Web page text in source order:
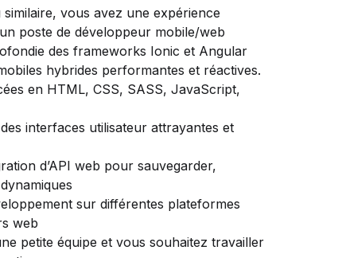
vous avez une expérience
poste de développeur mobile/web
des frameworks Ionic et Angular
hybrides performantes et réactives.
en HTML, CSS, SASS, JavaScript,
interfaces utilisateur attrayantes et
d’API web pour sauvegarder,
sur différentes plateformes
web
petite équipe et vous souhaitez travailler